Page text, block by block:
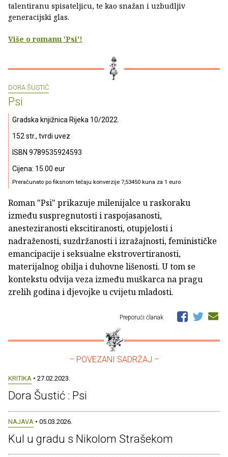
talentiranu spisateljicu, te kao snažan i uzbudljiv
generacijski glas.
Više o romanu 'Psi'!
DORA ŠUSTIĆ
Psi
Gradska knjižnica Rijeka 10/2022.
152 str., tvrdi uvez
ISBN 9789535924593
Cijena: 15.00 eur
Preračunato po fiksnom tečaju konverzije 7,53450 kuna za 1 euro
Roman "Psi" prikazuje milenijalce u raskoraku
između suspregnutosti i raspojasanosti,
anesteziranosti ekscitiranosti, otupjelosti i
nadraženosti, suzdržanosti i izražajnosti, feminističke
emancipacije i seksualne ekstrovertiranosti,
materijalnog obilja i duhovne lišenosti. U tom se
kontekstu odvija veza između muškarca na pragu
zrelih godina i djevojke u cvijetu mladosti.
Preporuči članak
– POVEZANI SADRŽAJ –
KRITIKA • 27.02.2023.
Dora Šustić : Psi
NAJAVA • 05.03.2026.
Kul u gradu s Nikolom Strašekom